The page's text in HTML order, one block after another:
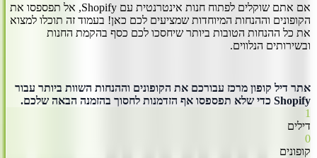
אם אתם שוקלים לפתוח חנות אינטרנטית עם Shopify, אל תפספסו את
הקופונים וההנחות המיוחדות שמציעים לכם כאן! בעמוד זה תוכלו למצוא
את כל ההנחות הטובות ביותר שיחסכו לכם כסף בהקמת החנות
ובשירותים הנלווים.
אתר דיל קופון מרכז עבורכם את הקופונים וההנחות השוות ביותר עבור
Shopify כדי שלא תפספסו אף הזדמנות לחסוך בהזמנה הבאה שלכם.
1
דילים
0
קופונים